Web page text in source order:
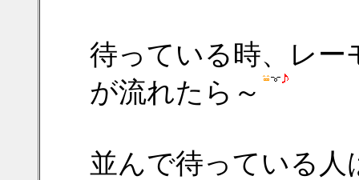
待っている時、レ
が流れたら～
並んで待っている